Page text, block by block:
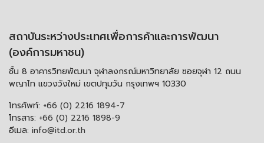
สถาบันระหว่างประเทศเพื่อการค้าและการพัฒนา
(องค์การมหาชน)
ชั้น 8 อาคารวิทยพัฒนา จุฬาลงกรณ์มหาวิทยาลัย ซอยจุฬา 12 ถนน
พญาไท แขวงวังใหม่ เขตปทุมวัน กรุงเทพฯ 10330
โทรศัพท์: +66 (0) 2216 1894-7
โทรสาร: +66 (0) 2216 1898-9
อีเมล: info@itd.or.th